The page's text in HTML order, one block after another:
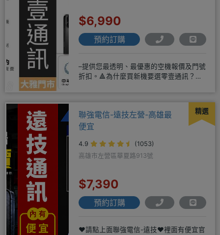
$6,990
預約訂購
–提供您最透明、最優惠的空機報價及門號
折扣。🔺為什麼買新機要選零壹通訊？
精選
聯強電信-遠技左營-高雄最
便宜
4.9
(1053)
高雄市左營區華夏路913號
$7,390
預約訂購
❤️請點上面聯強電信-遠技❤️裡面有便宜官